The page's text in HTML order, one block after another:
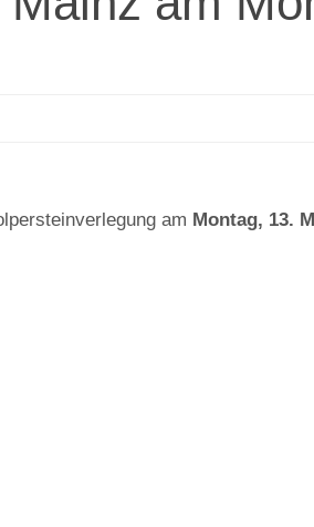
am Montag, 13.